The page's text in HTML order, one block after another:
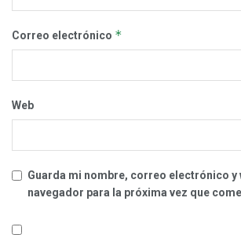
Correo electrónico *
Web
Guarda mi nombre, correo electrónico y
navegador para la próxima vez que